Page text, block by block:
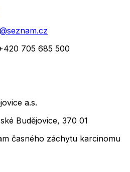
705 685 500
a.s.
Budějovice, 370 01
časného záchytu karcinomu